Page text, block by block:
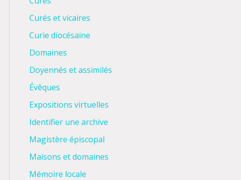
Curés et vicaires
Curie diocésaine
Domaines
Doyennés et assimilés
Évêques
Expositions virtuelles
Identifier une archive
Magistère épiscopal
Maisons et domaines
Mémoire locale